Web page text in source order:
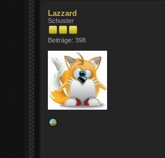
Lazzard
Schuster
Beiträge: 398